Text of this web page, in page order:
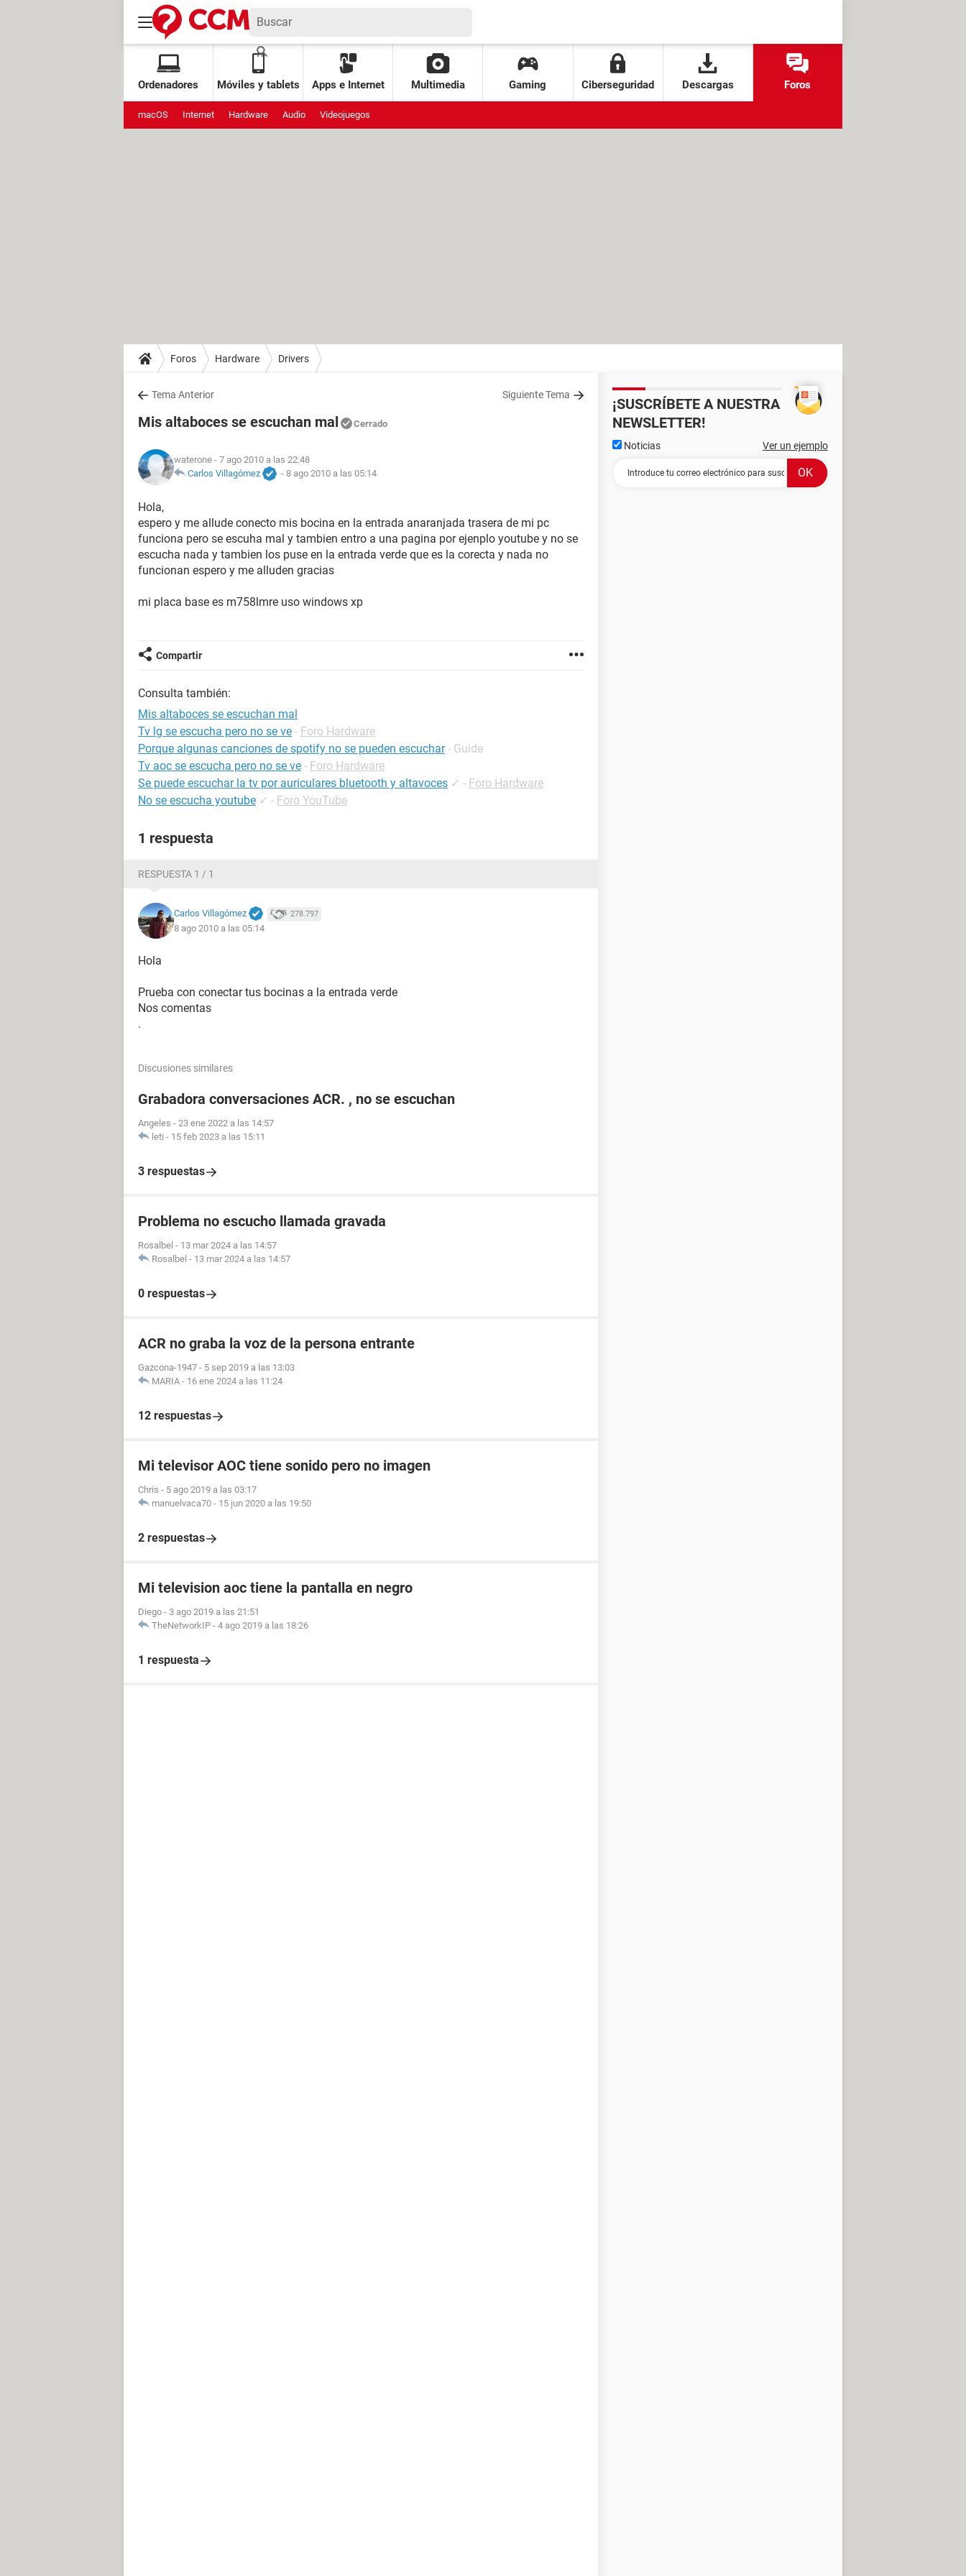
Ordenadores Móviles y tablets Apps e Internet Multimedia Gaming Ciberseguridad Descargas Foros
macOS Internet Hardware Audio Videojuegos
Foros Hardware Drivers
Tema Anterior Siguiente Tema
Mis altaboces se escuchan mal Cerrado
waterone - 7 ago 2010 a las 22:48
Carlos Villagómez
- 8 ago 2010 a las 05:14
Hola,
espero y me allude conecto mis bocina en la entrada anaranjada trasera de mi pc
funciona pero se escuha mal y tambien entro a una pagina por ejenplo youtube y no se
escucha nada y tambien los puse en la entrada verde que es la corecta y nada no
funcionan espero y me alluden gracias
mi placa base es m758lmre uso windows xp
Compartir
Consulta también:
Mis altaboces se escuchan mal
Tv lg se escucha pero no se ve - Foro Hardware
Porque algunas canciones de spotify no se pueden escuchar - Guide
Tv aoc se escucha pero no se ve - Foro Hardware
Se puede escuchar la tv por auriculares bluetooth y altavoces ✓ - Foro Hardware
No se escucha youtube ✓ - Foro YouTube
1 respuesta
RESPUESTA 1 / 1
Carlos Villagómez 278.797
8 ago 2010 a las 05:14
Hola
Prueba con conectar tus bocinas a la entrada verde
Nos comentas
.
Discusiones similares
Grabadora conversaciones ACR. , no se escuchan
Angeles - 23 ene 2022 a las 14:57
leti - 15 feb 2023 a las 15:11
3 respuestas
Problema no escucho llamada gravada
Rosalbel - 13 mar 2024 a las 14:57
Rosalbel - 13 mar 2024 a las 14:57
0 respuestas
ACR no graba la voz de la persona entrante
Gazcona-1947 - 5 sep 2019 a las 13:03
MARIA - 16 ene 2024 a las 11:24
12 respuestas
Mi televisor AOC tiene sonido pero no imagen
Chris - 5 ago 2019 a las 03:17
manuelvaca70 - 15 jun 2020 a las 19:50
2 respuestas
Mi television aoc tiene la pantalla en negro
Diego - 3 ago 2019 a las 21:51
TheNetworkIP - 4 ago 2019 a las 18:26
1 respuesta
¡SUSCRÍBETE A NUESTRA
NEWSLETTER!
Noticias Ver un ejemplo